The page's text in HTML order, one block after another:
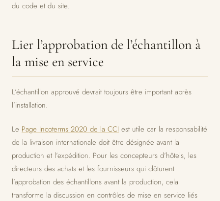
du code et du site.
Lier l’approbation de l’échantillon à
la mise en service
L’échantillon approuvé devrait toujours être important après
l’installation.
Le Page Incoterms 2020 de la CCI est utile car la responsabilité
de la livraison internationale doit être désignée avant la
production et l’expédition. Pour les concepteurs d’hôtels, les
directeurs des achats et les fournisseurs qui clôturent
l’approbation des échantillons avant la production, cela
transforme la discussion en contrôles de mise en service liés